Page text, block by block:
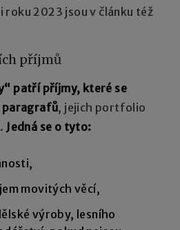
2023 jsou v článku též
příjmů
patří příjmy, které se
paragrafů, jejich portfolio
Jedná se o tyto:
movitých věcí,
výroby, lesního